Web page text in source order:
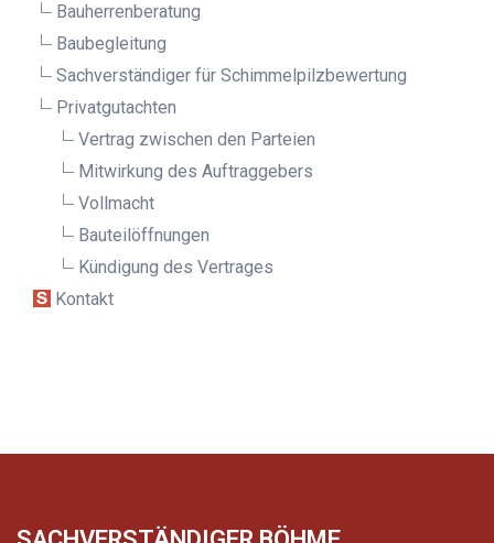
Bauherrenberatung
Baubegleitung
Sachverständiger für Schimmelpilz­bewertung
Privatgutachten
Vertrag zwischen den Parteien
Mitwirkung des Auftraggebers
Vollmacht
Bauteilöffnungen
Kündigung des Vertrages
Kontakt